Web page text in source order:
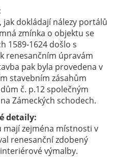
dokládají nálezy portálů
zmínka o objektu se
1589-1624 došlo s
renesančním úpravám
pak byla provedena v
stavebním zásahům
č. p.12 společným
Zámeckých schodech.
detaily:
zejména místnosti v
renesanční zdobený
výmalby.